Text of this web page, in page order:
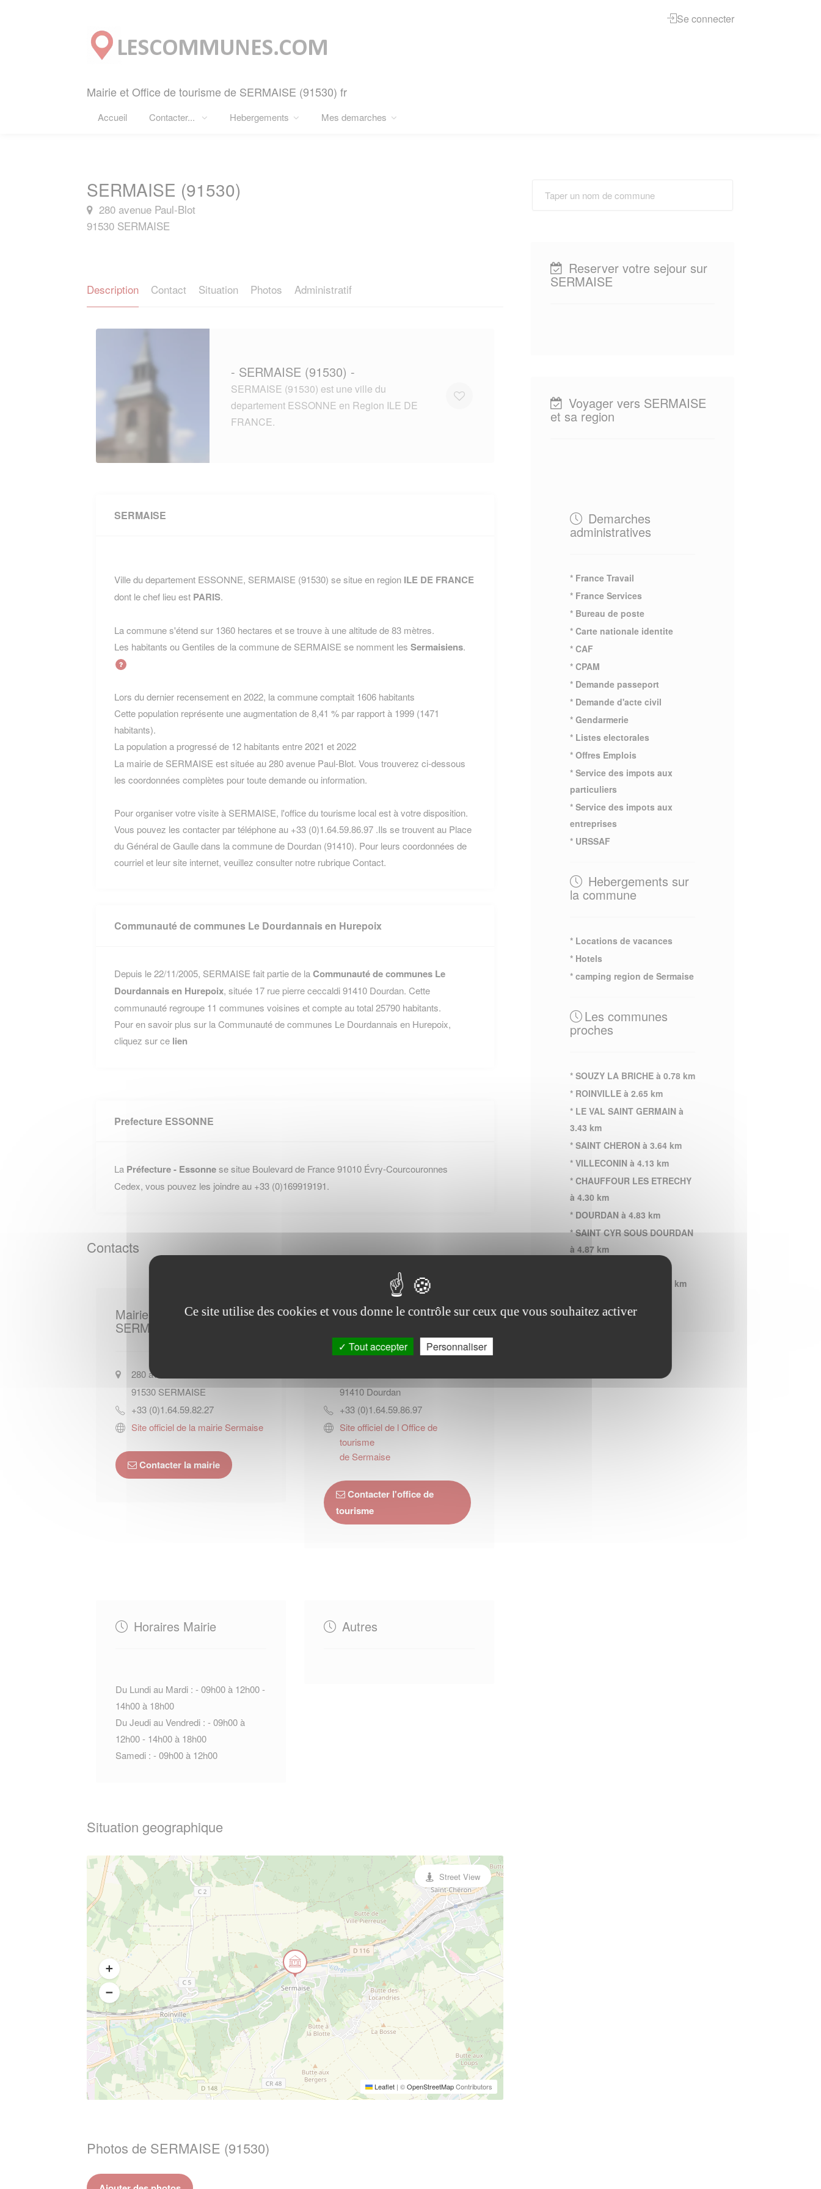
Mairie et Office de tourisme de SERMAISE (91530) fr
Accueil Contacter... Hebergements Mes demarches
Se connecter
SERMAISE (91530)
280 avenue Paul-Blot
91530 SERMAISE
Description Contact Situation Photos Administratif
- SERMAISE (91530) -
SERMAISE (91530) est une ville du
departement ESSONNE en Region ILE DE
FRANCE.
SERMAISE
Ville du departement ESSONNE, SERMAISE (91530) se situe en region ILE DE FRANCE
dont le chef lieu est PARIS.
La commune s'étend sur 1360 hectares et se trouve à une altitude de 83 mètres.
Les habitants ou Gentiles de la commune de SERMAISE se nomment les Sermaisiens.
Lors du dernier recensement en 2022, la commune comptait 1606 habitants
Cette population représente une augmentation de 8,41 % par rapport à 1999 (1471
habitants).
La population a progressé de 12 habitants entre 2021 et 2022
La mairie de SERMAISE est située au 280 avenue Paul-Blot. Vous trouverez ci-dessous
les coordonnées complètes pour toute demande ou information.
Pour organiser votre visite à SERMAISE, l'office du tourisme local est à votre disposition.
Vous pouvez les contacter par téléphone au +33 (0)1.64.59.86.97 .Ils se trouvent au Place
du Général de Gaulle dans la commune de Dourdan (91410). Pour leurs coordonnées de
courriel et leur site internet, veuillez consulter notre rubrique Contact.
Communauté de communes Le Dourdannais en Hurepoix
Depuis le 22/11/2005, SERMAISE fait partie de laCommunauté de communes Le
Dourdannais en Hurepoix, située 17 rue pierre ceccaldi 91410 Dourdan. Cette
communauté regroupe 11 communes voisines et compte au total 25790 habitants.
Pour en savoir plus sur la Communauté de communes Le Dourdannais en Hurepoix,
cliquez sur ce lien
Prefecture ESSONNE
La Préfecture - Essonnese situe Boulevard de France 91010 Évry-Courcouronnes
Cedex, vous pouvez les joindre au +33 (0)169919191.
Contacts
Mairie de
SERMAISE
280 avenue Paul-Blot
91530 SERMAISE
+33 (0)1.64.59.82.27
Site officiel de la mairie Sermaise
Contacter la mairie
Office de tourisme de
91410Dourdan
+33 (0)1.64.59.86.97
Site officiel de l Office de
tourisme
de Sermaise
Contacter l'office de
tourisme
Horaires Mairie
Du Lundi au Mardi : - 09h00 à 12h00 -
14h00 à 18h00
Du Jeudi au Vendredi : - 09h00 à
12h00 - 14h00 à 18h00
Samedi : - 09h00 à 12h00
Autres
Situation geographique
Leaflet | ©OpenStreetMapContributors
Street View
Photos de SERMAISE (91530)
Reserver votre sejour sur
SERMAISE
Voyager vers SERMAISE
et sa region
Demarches
administratives
* France Travail
* France Services
* Bureau de poste
* Carte nationale identite
* CAF
* CPAM
* Demande passeport
* Demande d'acte civil
* Gendarmerie
* Listes electorales
* Offres Emplois
* Service des impots aux
particuliers
* Service des impots aux
entreprises
* URSSAF
Hebergements sur
la commune
* Locations de vacances
* Hotels
* camping region de Sermaise
Les communes
proches
* SOUZY LA BRICHE à 0.78 km
* ROINVILLE à 2.65 km
* LE VAL SAINT GERMAIN à
3.43 km
* SAINT CHERON à 3.64 km
* VILLECONIN à 4.13 km
* CHAUFFOUR LES ETRECHY
à 4.30 km
* DOURDAN à 4.83 km
* SAINT CYR SOUS DOURDAN
à 4.87 km
MONTCOURONNE à 5.75 km
Ce site utilise des cookies et vous donne le contrôle sur ceux que vous souhaitez activer
Tout accepter Personnaliser